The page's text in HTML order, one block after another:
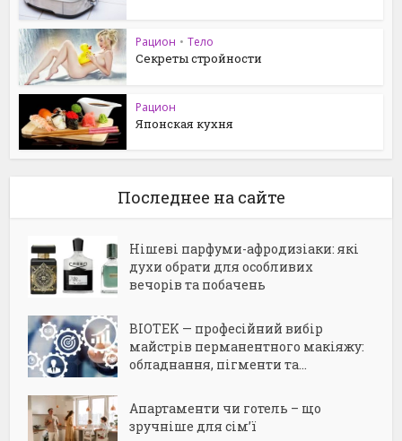
Рацион • Тело
Секреты стройности
Рацион
Японская кухня
Последнее на сайте
Нішеві парфуми-афродизіаки: які
духи обрати для особливих
вечорів та побачень
BIOTEK — професійний вибір
майстрів перманентного макіяжу:
обладнання, пігменти та...
Апартаменти чи готель – що
зручніше для сім’ї